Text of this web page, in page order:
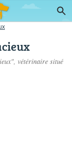
vétérinaire situé